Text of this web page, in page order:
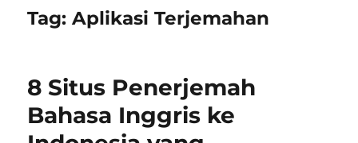
Tag:Aplikasi Terjemahan
8 Situs Penerjemah
Bahasa Inggris ke